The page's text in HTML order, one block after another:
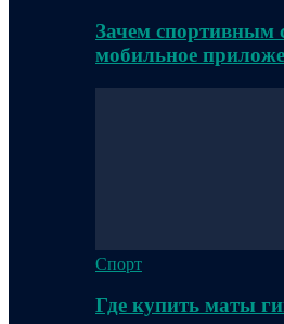
Зачем спортивным
мобильное
Спорт
Где купить маты